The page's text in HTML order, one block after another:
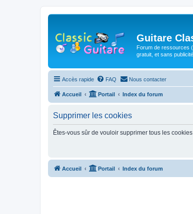
Guitare
Forum de ressources
gratuit, et sans publicité.
Accès rapide FAQ Nous contacter
Accueil Portail Index du forum
Supprimer les cookies
Êtes-vous sûr de vouloir supprimer tous les
Accueil Portail Index du forum